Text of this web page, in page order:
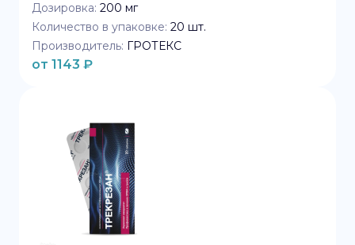
Дозировка: 200 мг
Количество в упаковке: 20 шт.
Производитель: ГРОТЕКС
от 1143 ₽